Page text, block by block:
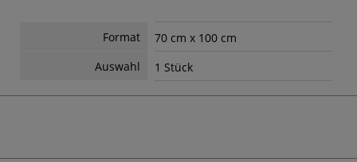
Format
70 cm x 100 cm
Auswahl
1 Stück